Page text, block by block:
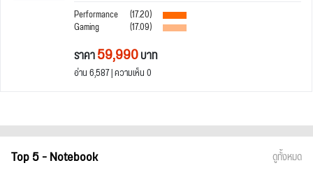
Performance
(17.20)
Gaming (17.09)
ราคา59,990บาท
อ่าน 6,587 | ความเห็น 0
Top 5 - Notebook ดูทั้งหมด